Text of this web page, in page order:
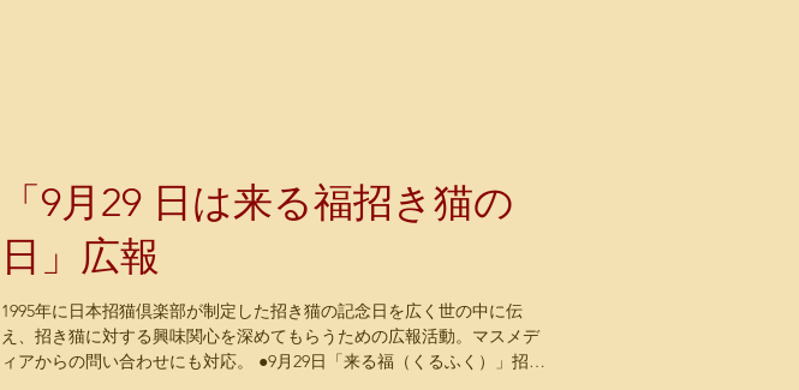
「9月29 日は来る福招き猫の
日」広報
1995年に日本招猫倶楽部が制定した招き猫の記念日を広く世の中に伝
え、招き猫に対する興味関心を深めてもらうための広報活動。マスメデ
ィアからの問い合わせにも対応。 ●9月29日「来る福（くるふく）」招き